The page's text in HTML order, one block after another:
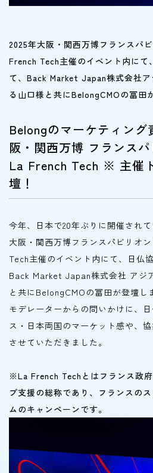
2025年大阪・関西万博フランスパ
French Tech主催のイベント内にて
て、Back Market Japan株式会社
る山口様と共にBelongCMOの冨田
Belongのマーケティン
阪・関西万博 フランス
La French Tech ※ 主催
壇！
今年、日本で20年ぶりに開催され
大阪・関西万博フランスパビリオ
Tech主催のイベント内にて、日仏
Back Market Japan株式会社 アジ
と共にBelongCMOの冨田が登壇し
モデレーターからの問いかけに、
ス・日本両国のマーケット感や、
させていただきました。
※La French Techとはフランス政
プ支援の総称であり、フランスの
ムのキャンペーンです。